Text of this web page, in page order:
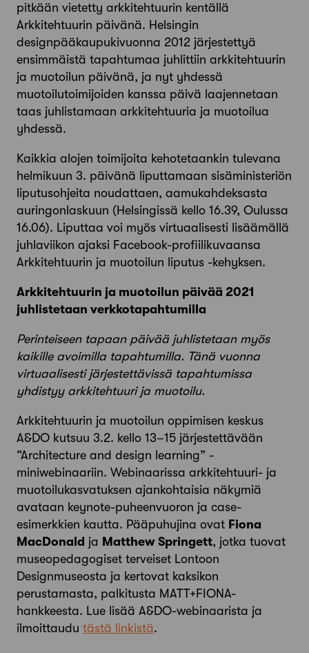
pitkään vietetty arkkitehtuurin kentällä
Arkkitehtuurin päivänä. Helsingin
designpääkaupukivuonna 2012 järjestettyä
ensimmäistä tapahtumaa juhlittiin arkkitehtuurin
ja muotoilun päivänä, ja nyt yhdessä
muotoilutoimijoiden kanssa päivä laajennetaan
taas juhlistamaan arkkitehtuuria ja muotoilua
yhdessä.
Kaikkia alojen toimijoita kehotetaankin tulevana
helmikuun 3. päivänä liputtamaan sisäministeriön
liputusohjeita noudattaen, aamukahdeksasta
auringonlaskuun (Helsingissä kello 16.39, Oulussa
16.06). Liputtaa voi myös virtuaalisesti lisäämällä
juhlaviikon ajaksi Facebook-profiilikuvaansa
Arkkitehtuurin ja muotoilun liputus -kehyksen.
Arkkitehtuurin ja muotoilun päivää 2021
juhlistetaan verkkotapahtumilla
Perinteiseen tapaan päivää juhlistetaan myös
kaikille avoimilla tapahtumilla. Tänä vuonna
virtuaalisesti järjestettävissä tapahtumissa
yhdistyy arkkitehtuuri ja muotoilu.
Arkkitehtuurin ja muotoilun oppimisen keskus
A&DO kutsuu 3.2. kello 13–15 järjestettävään
“Architecture and design learning” -
miniwebinaariin. Webinaarissa arkkitehtuuri- ja
muotoilukasvatuksen ajankohtaisia näkymiä
avataan keynote-puheenvuoron ja case-
esimerkkien kautta. Pääpuhujina ovat Fiona
MacDonald ja Matthew Springett, jotka tuovat
museopedagogiset terveiset Lontoon
Designmuseosta ja kertovat kaksikon
perustamasta, palkitusta MATT+FIONA-
hankkeesta. Lue lisää A&DO-webinaarista ja
ilmoittaudu tästä linkistä.